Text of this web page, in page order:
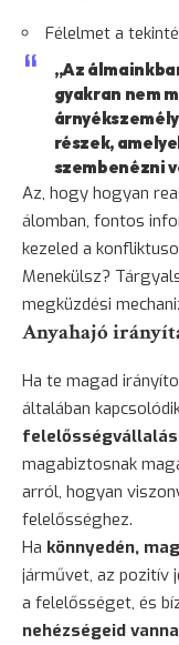
Félelmet a
„Az
gyakran nem
részek,
szembenézni
Az, hogy hogyan
álomban, fontos
kezeled a
Menekülsz?
megküzdési
Anyahajó
Ha te magad
általában
felelősségvállalás
magabiztosnak
arról, hogyan
felelősséghez.
Ha könnyedén,
járművet, az pozitív
a felelősséget, és
nehézségeid